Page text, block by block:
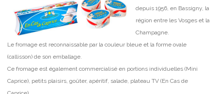
depuis 1956, en Bassigny, la
région entre les Vosges et la
Champagne.
Le fromage est reconnaissable par la couleur bleue et la forme ovale
(callisson) de son emballage.
Ce fromage est également commercialisé en portions individuelles (Mini
Caprice), petits plaisirs, goûter, apéritif, salade, plateau TV (En Cas de